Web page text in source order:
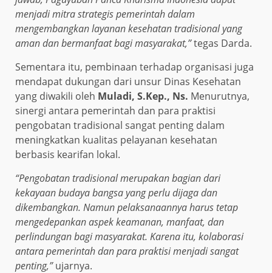
menjadi mitra strategis pemerintah dalam
mengembangkan layanan kesehatan tradisional yang
aman dan bermanfaat bagi masyarakat,”tegas Darda.
Sementara itu, pembinaan terhadap organisasi juga
mendapat dukungan dari unsur Dinas Kesehatan
yang diwakili oleh Muladi, S.Kep., Ns. Menurutnya,
sinergi antara pemerintah dan para praktisi
pengobatan tradisional sangat penting dalam
meningkatkan kualitas pelayanan kesehatan
berbasis kearifan lokal.
“Pengobatan tradisional merupakan bagian dari
kekayaan budaya bangsa yang perlu dijaga dan
dikembangkan. Namun pelaksanaannya harus tetap
mengedepankan aspek keamanan, manfaat, dan
perlindungan bagi masyarakat. Karena itu, kolaborasi
antara pemerintah dan para praktisi menjadi sangat
penting,”ujarnya.